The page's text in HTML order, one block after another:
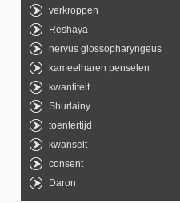
verkroppen
Reshaya
nervus glossopharyngeus
kameelharen penselen
kwantiteit
Shurlainy
toentertijd
kwanselt
consent
Daron